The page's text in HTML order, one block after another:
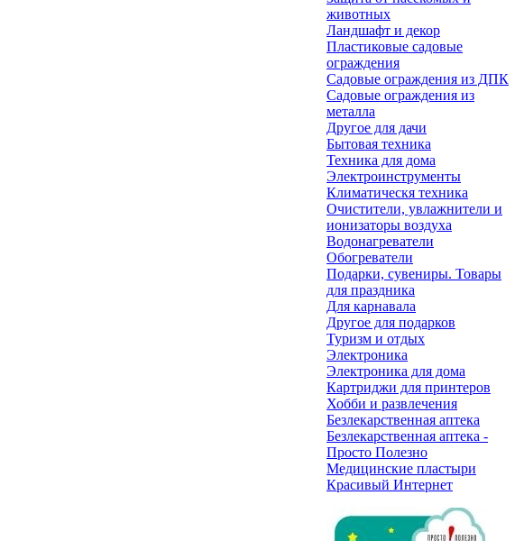
животных
Ландшафт и декор
Пластиковые садовые
ограждения
Садовые ограждения из ДПК
Садовые ограждения из
металла
Другое для дачи
Бытовая техника
Техника для дома
Электроинструменты
Климатическя техника
Очистители, увлажнители и
ионизаторы воздуха
Водонагреватели
Обогреватели
Подарки, сувениры. Товары
для праздника
Для карнавала
Другое для подарков
Туризм и отдых
Электроника
Электроника для дома
Картриджи для принтеров
Хобби и развлечения
Безлекарственная аптека
Безлекарственная аптека -
Просто Полезно
Медицинские пластыри
Красивый Интернет